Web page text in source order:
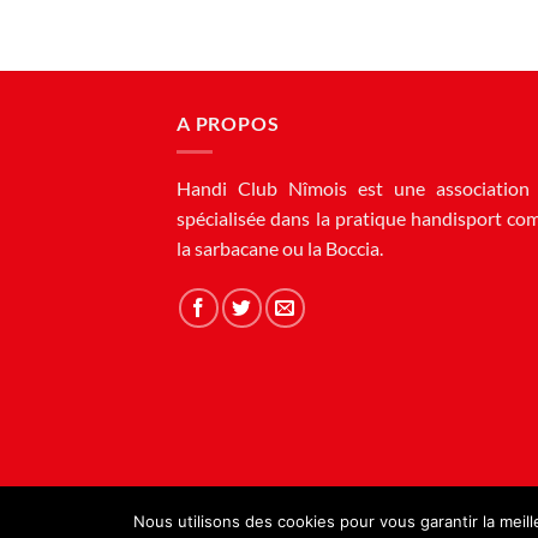
A PROPOS
Handi Club Nîmois est une
spécialisée dans la pratique handisport
la sarbacane ou la Boccia.
Nous utilisons des cookies pour vous garantir la